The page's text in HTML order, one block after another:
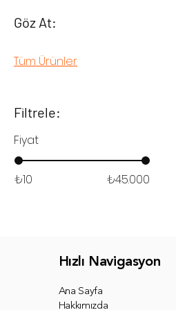
Göz At:
Tüm Ürünler
Filtrele:
Fiyat
₺10 ₺45.000
Hızlı Navigasyon
Ana Sayfa
Hakkımızda